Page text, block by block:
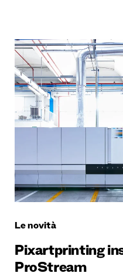
Le novità
Pixartprinting
ProStream